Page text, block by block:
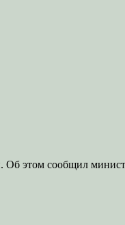
этом сообщил министр